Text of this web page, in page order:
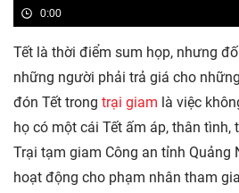
0:00
Tết là thời điểm sum họp, nhưng
những người phải trả giá cho
đón Tết trong trại giam là việc
họ có một cái Tết ấm áp, thân tình,
Trại tạm giam Công an tỉnh Quảng
hoạt động cho phạm nhân tham